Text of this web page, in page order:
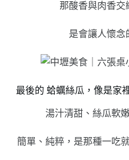
那酸香與肉香交
是會讓人懷念
最後的 蛤蠣絲瓜，像是家
湯汁清甜、絲瓜軟
簡單、純粹，是那種一吃